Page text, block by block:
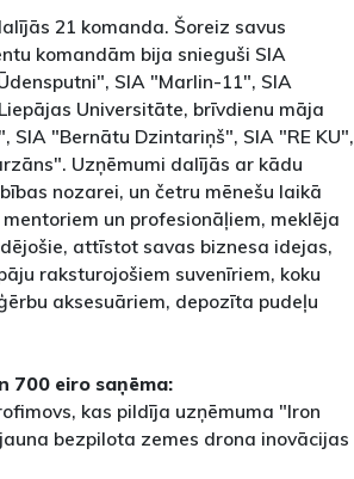
21 komanda. Šoreiz savus
komandām bija snieguši SIA
SIA "Marlin-11", SIA
Universitāte, brīvdienu māja
"Bernātu Dzintariņš", SIA "RE KU",
Uzņēmumi dalījās ar kādu
nozarei, un četru mēnešu laikā
un profesionāļiem, meklēja
attīstot savas biznesa idejas,
raksturojošiem suvenīriem, koku
aksesuāriem, depozīta pudeļu
700 eiro saņēma:
kas pildīja uzņēmuma "Iron
bezpilota zemes drona inovācijas